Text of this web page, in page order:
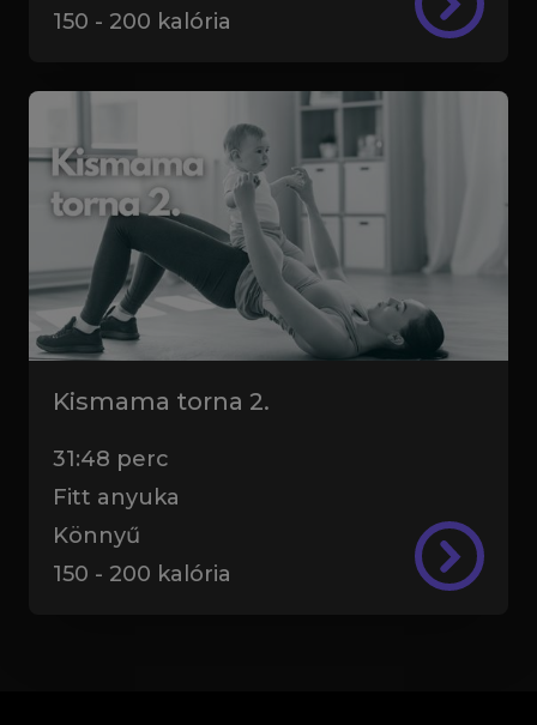
150 - 200 kalória
Kismama torna 2.
31:48 perc
Fitt anyuka
Könnyű
150 - 200 kalória